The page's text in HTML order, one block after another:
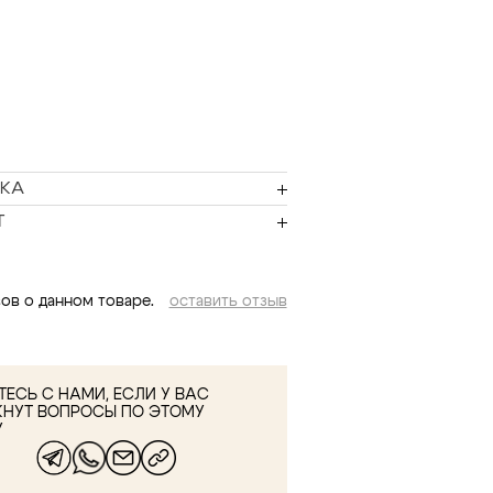
о данном товаре. оставить отзыв
С НАМИ, ЕСЛИ У ВАС
ВОПРОСЫ ПО ЭТОМУ